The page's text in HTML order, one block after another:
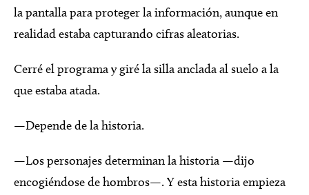
la pantalla para proteger la información, aunque en
realidad estaba capturando cifras aleatorias.
Cerré el programa y giré la silla anclada al suelo a la
que estaba atada.
—Depende de la historia.
—Los personajes determinan la historia —dijo
encogiéndose de hombros—. Y esta historia empieza